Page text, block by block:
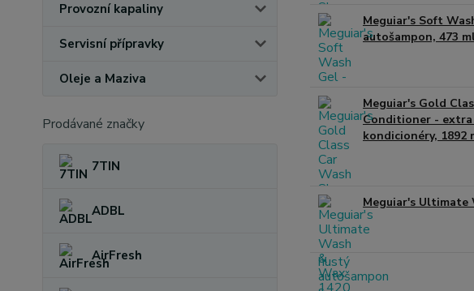
Provozní kapaliny
Servisní přípravky
Oleje a Maziva
Prodávané značky
7TIN
ADBL
AirFresh
Meguiar's Soft
autošampon, 473
Meguiar's Gold
Conditioner -
kondicionéry, 1892
Meguiar's Ultimate